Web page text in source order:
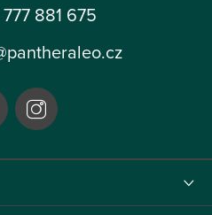
881 675
pantheraleo.cz